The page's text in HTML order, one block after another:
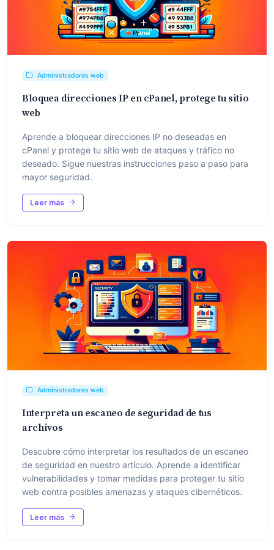
Administradores web
Bloquea direcciones IP en cPanel, protege tu sitio
web
Aprende a bloquear direcciones IP no deseadas en
cPanel y protege tu sitio web de ataques y tráfico no
deseado. Sigue nuestras instrucciones paso a paso para
mayor seguridad.
Leer más
Administradores web
Interpreta un escaneo de seguridad de tus
archivos
Descubre cómo interpretar los resultados de un escaneo
de seguridad en nuestro artículo. Aprende a identificar
vulnerabilidades y tomar medidas para proteger tu sitio
web contra posibles amenazas y ataques cibernéticos.
Leer más